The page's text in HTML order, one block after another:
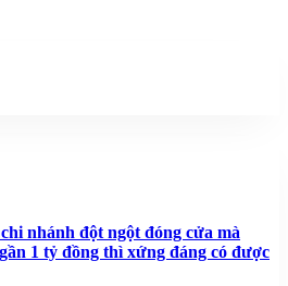
nhánh đột ngột đóng cửa mà
1 tỷ đồng thì xứng đáng có được